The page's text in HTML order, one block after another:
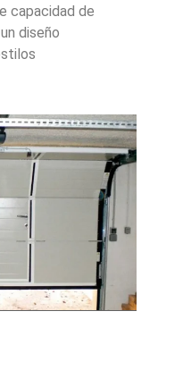
capacidad de
diseño